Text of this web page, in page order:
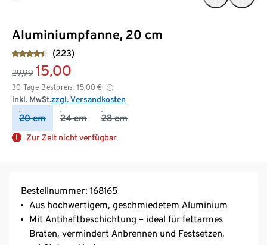
Aluminiumpfanne, 20 cm
(223)
29,99 15,00
30-Tage-Bestpreis: 15,00 €
inkl. MwSt.zzgl. Versandkosten
20 cm 24 cm 28 cm
Zur Zeit nicht verfügbar
Bestellnummer: 168165
Aus hochwertigem, geschmiedetem Aluminium
Mit Antihaftbeschichtung – ideal für fettarmes
Braten, vermindert Anbrennen und Festsetzen,